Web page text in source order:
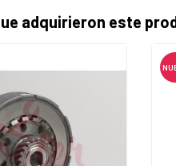
adquirieron este